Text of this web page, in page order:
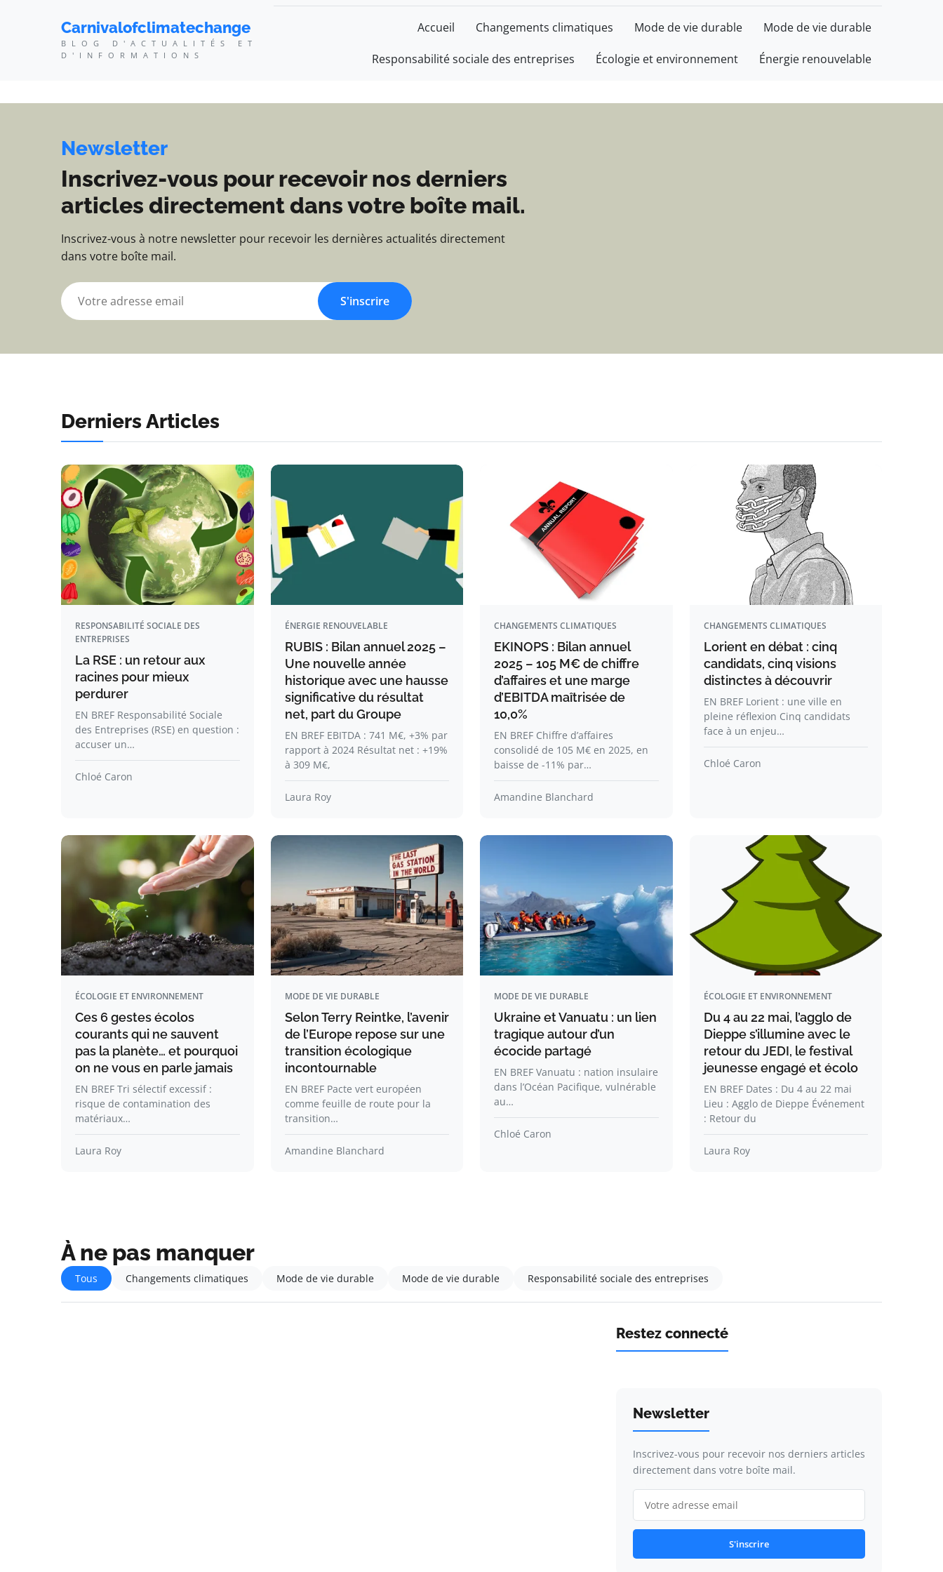
Carnivalofclimatechange - Blog d'actualités et d'informations
Carnivalofclimatechange
BLOG D'ACTUALITÉS ET
D'INFORMATIONS
Accueil Changements climatiques Mode de vie durable Mode de vie durable
Responsabilité sociale des entreprises Écologie et environnement Énergie renouvelable
Newsletter
Inscrivez-vous pour recevoir nos derniers
articles directement dans votre boîte mail.
Inscrivez-vous à notre newsletter pour recevoir les dernières actualités directement
dans votre boîte mail.
S'inscrire
Derniers Articles
RESPONSABILITÉ SOCIALE DES
ENTREPRISES
La RSE : un retour aux
racines pour mieux
perdurer
EN BREF Responsabilité Sociale
des Entreprises (RSE) en question :
accuser un…
Chloé Caron
ÉNERGIE RENOUVELABLE
RUBIS : Bilan annuel 2025 –
Une nouvelle année
historique avec une hausse
significative du résultat
net, part du Groupe
EN BREF EBITDA : 741 M€, +3% par
rapport à 2024 Résultat net : +19%
à 309 M€,
Laura Roy
CHANGEMENTS CLIMATIQUES
EKINOPS : Bilan annuel
2025 – 105 M€ de chiffre
d’affaires et une marge
d’EBITDA maîtrisée de
10,0%
EN BREF Chiffre d’affaires
consolidé de 105 M€ en 2025, en
baisse de -11% par…
Amandine Blanchard
CHANGEMENTS CLIMATIQUES
Lorient en débat : cinq
candidats, cinq visions
distinctes à découvrir
EN BREF Lorient : une ville en
pleine réflexion Cinq candidats
face à un enjeu…
Chloé Caron
ÉCOLOGIE ET ENVIRONNEMENT
Ces 6 gestes écolos
courants qui ne sauvent
pas la planète… et pourquoi
on ne vous en parle jamais
EN BREF Tri sélectif excessif :
risque de contamination des
matériaux…
Laura Roy
MODE DE VIE DURABLE
Selon Terry Reintke, l’avenir
de l’Europe repose sur une
transition écologique
incontournable
EN BREF Pacte vert européen
comme feuille de route pour la
transition…
Amandine Blanchard
MODE DE VIE DURABLE
Ukraine et Vanuatu : un lien
tragique autour d’un
écocide partagé
EN BREF Vanuatu : nation insulaire
dans l’Océan Pacifique, vulnérable
au…
Chloé Caron
ÉCOLOGIE ET ENVIRONNEMENT
Du 4 au 22 mai, l’agglo de
Dieppe s’illumine avec le
retour du JEDI, le festival
jeunesse engagé et écolo
EN BREF Dates : Du 4 au 22 mai
Lieu : Agglo de Dieppe Événement
: Retour du
Laura Roy
À ne pas manquer
Tous Changements climatiques Mode de vie durable Mode de vie durable Responsabilité sociale des entreprises
Restez connecté
Newsletter
Inscrivez-vous pour recevoir nos derniers articles
directement dans votre boîte mail.
S'inscrire